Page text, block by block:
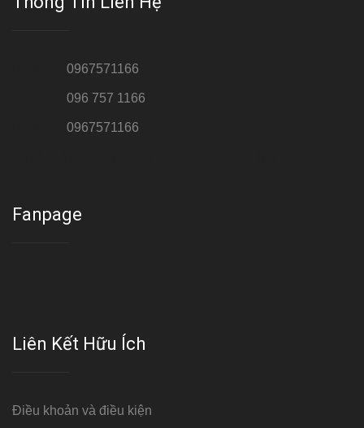
0967571166
096 757 1166
0967571166
Fanpage
Liên Kết Hữu Ích
Điều khoản và điều kiện